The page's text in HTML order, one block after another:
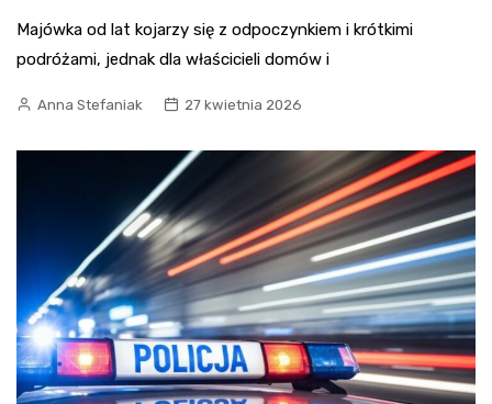
Majówka od lat kojarzy się z odpoczynkiem i krótkimi
podróżami, jednak dla właścicieli domów i
Anna Stefaniak 27 kwietnia 2026